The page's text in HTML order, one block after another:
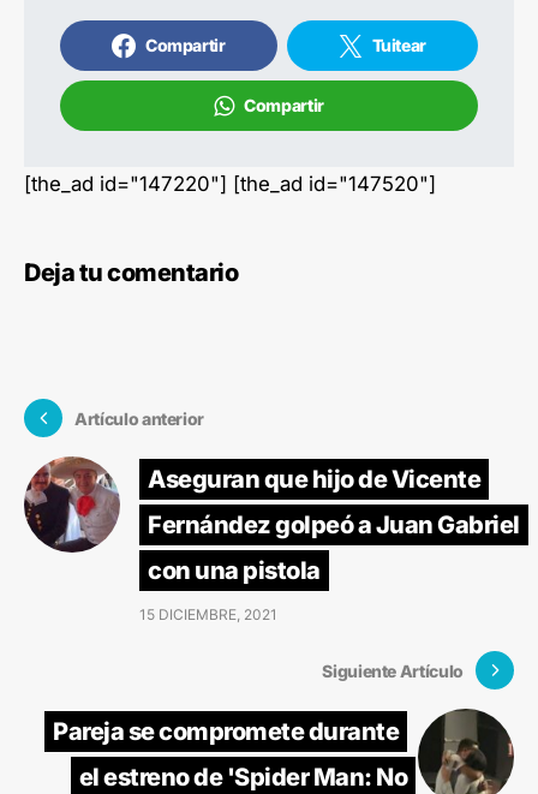
Compartir Tuitear
Compartir
[the_ad id="147220"] [the_ad id="147520"]
Deja tu comentario
Artículo anterior
Aseguran que hijo de Vicente
Fernández golpeó a Juan Gabriel
con una pistola
15 DICIEMBRE, 2021
Siguiente Artículo
Pareja se compromete durante
el estreno de 'Spider Man: No